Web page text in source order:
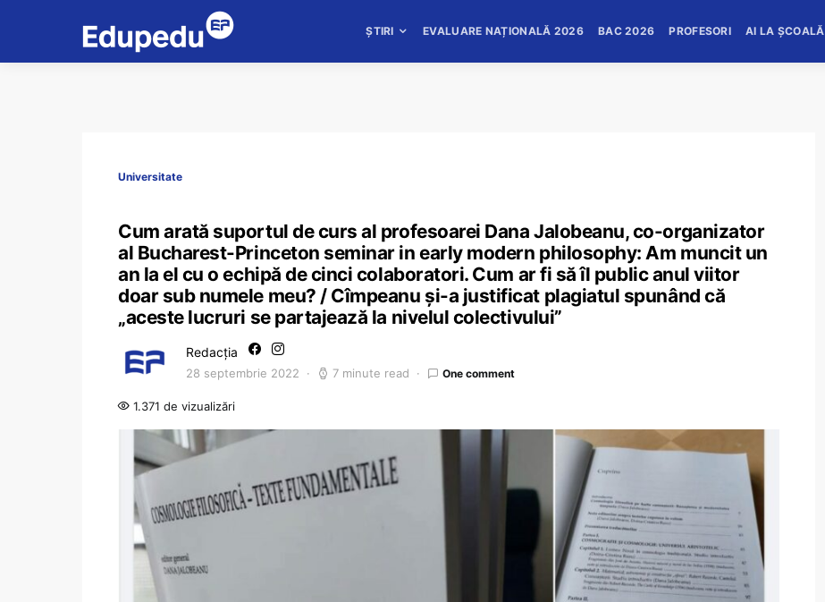
ȘTIRI EVALUARE NAȚIONALĂ 2026 BAC 2026 PROFESORI AI LA ȘCOALĂ
Universitate
Cum arată suportul de curs al profesoarei Dana Jalobeanu, co-organizator
al Bucharest-Princeton seminar in early modern philosophy: Am muncit un
an la el cu o echipă de cinci colaboratori. Cum ar fi să îl public anul viitor
doar sub numele meu? / Cîmpeanu și-a justificat plagiatul spunând că
„aceste lucruri se partajează la nivelul colectivului”
Redacția
28 septembrie 2022 7 minute read One comment
1.371 de vizualizări